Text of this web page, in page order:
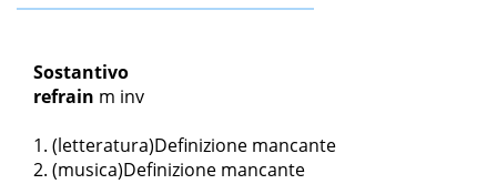
Sostantivo
refrain m inv
(letteratura)Definizione mancante
(musica)Definizione mancante